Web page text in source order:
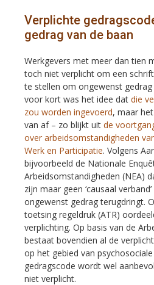
Verplichte
gedrag van de baan
Werkgevers met meer dan tien
toch niet verplicht om een
te stellen om ongewenst
voor kort was het idee dat die
zou worden ingevoerd, maar
van af – zo blijkt uit de
over arbeidsomstandigheden
Werk en Participatie. Volgens
bijvoorbeeld de Nationale
Arbeidsomstandigheden (NEA)
zijn maar geen ‘causaal
ongewenst gedrag terugdringt.
toetsing regeldruk (ATR)
verplichting. Op basis van de
bestaat bovendien al de
op het gebied van
gedragscode wordt wel
niet verplicht.